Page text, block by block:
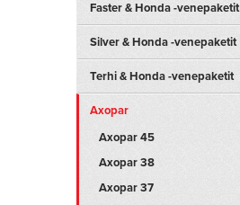
Faster & Honda -venepaketit
Silver & Honda -venepaketit
Terhi & Honda -venepaketit
Axopar
Axopar 45
Axopar 38
Axopar 37